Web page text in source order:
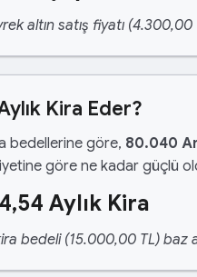
altın satış fiyatı (4.300,00
Kira Eder?
bedellerine göre, 80.040
göre ne kadar güçlü
Aylık Kira
bedeli (15.000,00 TL) baz